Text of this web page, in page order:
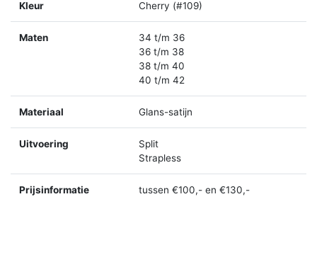
Kleur Cherry (#109)
Maten
34 t/m 36
36 t/m 38
38 t/m 40
40 t/m 42
Materiaal Glans-satijn
Uitvoering
Split
Strapless
Prijsinformatie tussen €100,- en €130,-